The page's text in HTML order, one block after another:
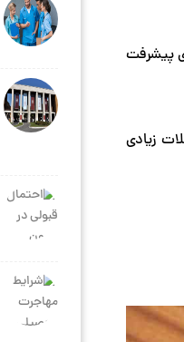
پیشرفت
زیادی